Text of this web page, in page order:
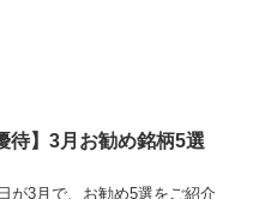
待】3月お勧め銘柄5選
が3月で、お勧め5選をご紹介